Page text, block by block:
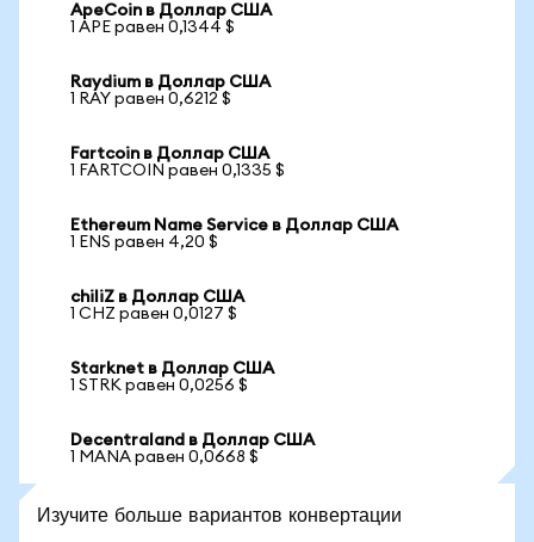
ApeCoin в Доллар США
1 APE равен 0,1344 $
Raydium в Доллар США
1 RAY равен 0,6212 $
Fartcoin в Доллар США
1 FARTCOIN равен 0,1335 $
Ethereum Name Service в Доллар США
1 ENS равен 4,20 $
chiliZ в Доллар США
1 CHZ равен 0,0127 $
Starknet в Доллар США
1 STRK равен 0,0256 $
Decentraland в Доллар США
1 MANA равен 0,0668 $
Изучите больше вариантов конвертации